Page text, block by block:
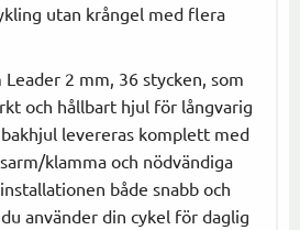
utan krångel med flera
Leader 2 mm, 36 stycken, som
och hållbart hjul för långvarig
levereras komplett med
klamma och nödvändiga
både snabb och
använder din cykel för daglig